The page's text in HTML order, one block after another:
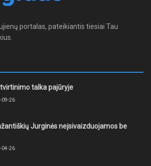
portalas, pateikiantis tiesiai Tau
tvirtinimo talka pajūryje
09-26
Jurginės neįsivaizduojamos be
04-26